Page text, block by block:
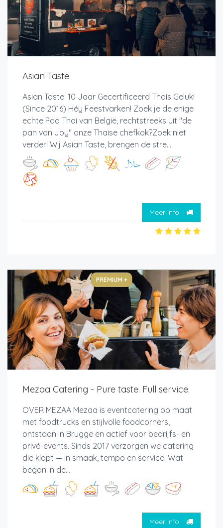
Asian Taste
Asian Taste: 10 Jaar Gecertificeerd Thais Geluk!
(Since 2016) Héy Feestvarken! Zoek je de enige
echte Pad Thai van België, rechtstreeks uit "de
pan van Joy" onze Thaise chefkok?Zoek niet
verder! Wij Asian Taste, brengen de stre...
Meer info
PREMIUM +
Mezaa Catering - Pure taste. Full service.
OVER MEZAA Mezaa is eventcatering op maat
met foodtrucks en stijlvolle foodcorners,
ontstaan in Brugge en actief voor bedrijfs- en
privé-events. Sinds 2017 verzorgen we catering
die klopt — in smaak, tempo en service. Wat
begon in de...
Meer info